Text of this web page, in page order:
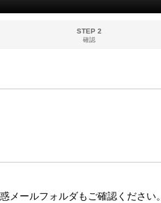
STEP 2
確認
メールフォルダもご確認ください。